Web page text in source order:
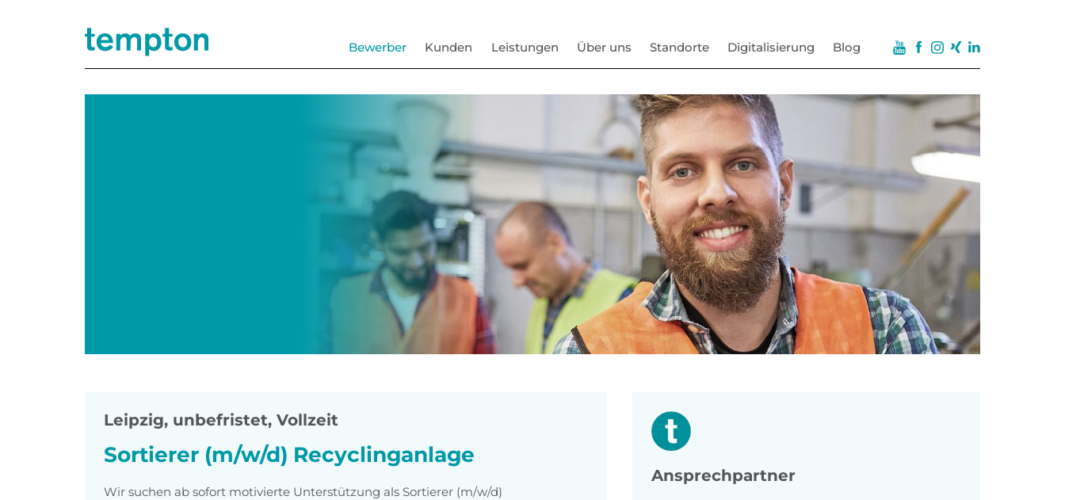
Bewerber Kunden Leistungen Über uns Standorte Digitalisierung Blog
Leipzig, unbefristet, Vollzeit
Sortierer (m/w/d) Recyclinganlage
Wir suchen ab sofort motivierte Unterstützung als Sortierer (m/w/d)
Ansprechpartner